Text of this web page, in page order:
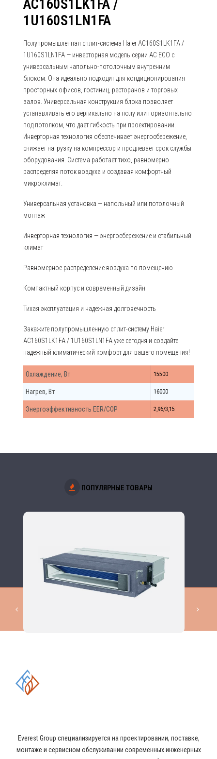
AC160S1LK1FA /
1U160S1LN1FA
Полупромышленная сплит-система Haier AC160S1LK1FA /
1U160S1LN1FA — инверторная модель серии AC ECO с
универсальным напольно-потолочным внутренним
блоком. Она идеально подходит для кондиционирования
просторных офисов, гостиниц, ресторанов и торговых
залов. Универсальная конструкция блока позволяет
устанавливать его вертикально на полу или горизонтально
под потолком, что дает гибкость при проектировании.
Инверторная технология обеспечивает энергосбережение,
снижает нагрузку на компрессор и продлевает срок службы
оборудования. Система работает тихо, равномерно
распределяя поток воздуха и создавая комфортный
микроклимат.
Универсальная установка — напольный или потолочный
монтаж
Инверторная технология — энергосбережение и стабильный
климат
Равномерное распределение воздуха по помещению
Компактный корпус и современный дизайн
Тихая эксплуатация и надежная долговечность
Закажите полупромышленную сплит-систему Haier
AC160S1LK1FA / 1U160S1LN1FA уже сегодня и создайте
надежный климатический комфорт для вашего помещения!
Охлаждение, Вт 15500
Нагрев, Вт 16000
Энергоэффективность EER/COP 2,96/3,15
ПОПУЛЯРНЫЕ ТОВАРЫ
Everest Group специализируется на проектировании, поставке,
монтаже и сервисном обслуживании современных инженерных